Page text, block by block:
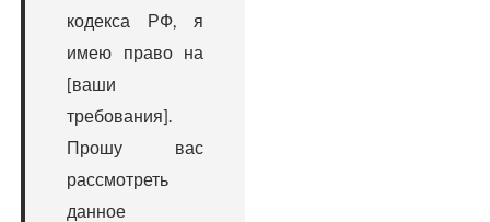
кодекса РФ, я
имею право на
[ваши
требования].
Прошу вас
рассмотреть
данное